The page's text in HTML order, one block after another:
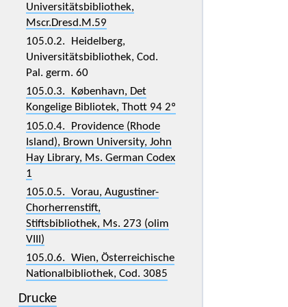
Universitätsbibliothek,
Mscr.Dresd.M.59
105.0.2. Heidelberg,
Universitätsbibliothek, Cod.
Pal. germ. 60
105.0.3. København, Det
Kongelige Bibliotek, Thott 94 2º
105.0.4. Providence (Rhode
Island), Brown University, John
Hay Library, Ms. German Codex
1
105.0.5. Vorau, Augustiner-
Chorherrenstift,
Stiftsbibliothek, Ms. 273 (olim
VIII)
105.0.6. Wien, Österreichische
Nationalbibliothek, Cod. 3085
Drucke